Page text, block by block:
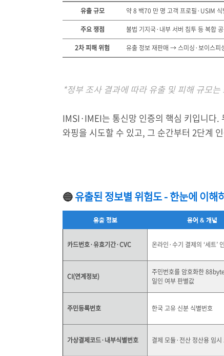
유출 규모
약 8 백70 만 명 고객 프로필·USIM
주요 쟁점
불법 기지국·내부 서버 침투 등 복합
2차 피해 위험
유출 정보 재판매 → 스미싱·보이스피
*정부 조사 결과에 따라 유출 및 피해 규모
IMSI·IMEI는 통신망 인증의 핵심 키입니다
와핑을 시도할 수 있고, 그 순간부터 2단계
🔵유출된 정보별 위험도 - 한눈에 이해
유출 정보 용어 & 개념
카드번호·유효기간·CVC 온라인·수기 결제의 ‘세트’
CI(연계정보)
주민번호를 암호화한
일인 여부 판별값
주민등록번호 한국 고유 신분 식별번호
가상결제코드·내부식별번호 결제 모듈·전산 정산용 임시